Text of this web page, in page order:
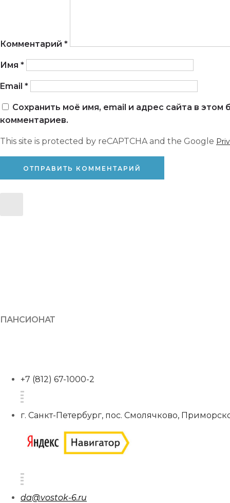
Комментарий *
Имя *
Email *
Сохранить моё имя, email и адрес сайта в
комментариев.
This site is protected by reCAPTCHA and the Google
ПАНСИОНАТ
+7 (812) 67-1000-2
г. Санкт-Петербург, пос. Смолячково,
da@vostok-6.ru